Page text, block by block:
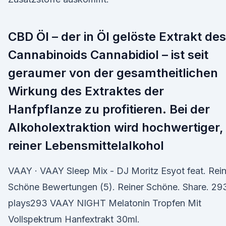
CBD Öl – der in Öl gelöste Extrakt des
Cannabinoids Cannabidiol – ist seit
geraumer von der gesamtheitlichen
Wirkung des Extraktes der
Hanfpflanze zu profitieren. Bei der
Alkoholextraktion wird hochwertiger,
reiner Lebensmittelalkohol
VAAY · VAAY Sleep Mix - DJ Moritz Esyot feat.
Schöne Bewertungen (5). Reiner Schöne. Share.
plays293 VAAY NIGHT Melatonin Tropfen Mit
Vollspektrum Hanfextrakt 30ml.